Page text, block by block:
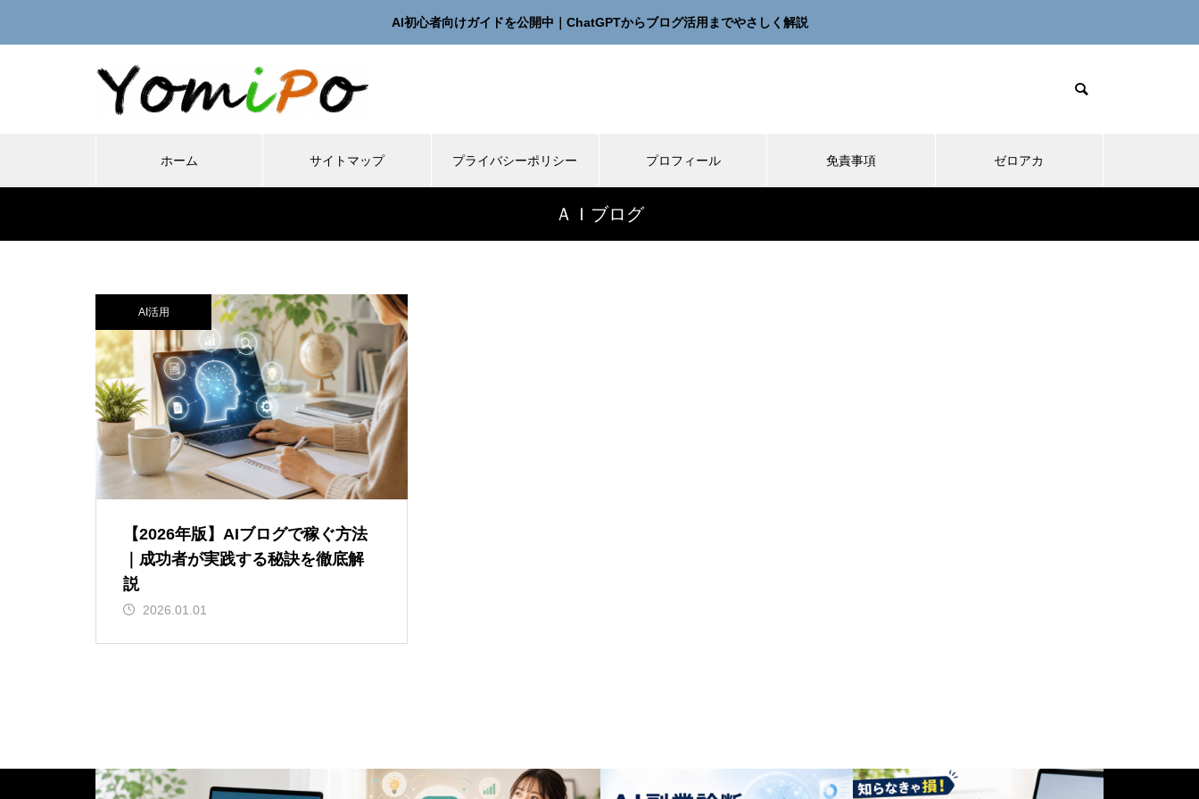
AI初心者向けガイドを公開中｜ChatGPTからブログ活用までやさしく解説
ホーム サイトマップ プライバシーポリシー プロフィール 免責事項 ゼロアカ
ＡＩブログ
AI活用
【2026年版】AIブログで稼ぐ方法
｜成功者が実践する秘訣を徹底解
説
2026.01.01